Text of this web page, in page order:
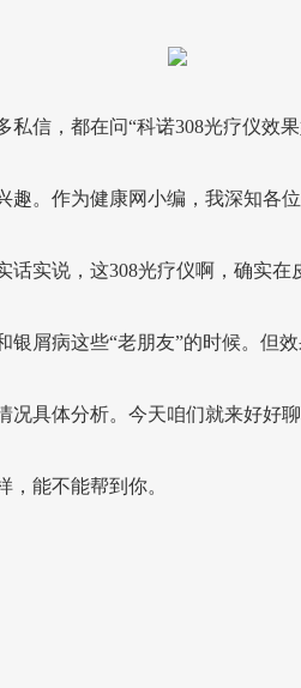
私信，都在问“科诺308光疗仪效
趣。作为健康网小编，我深知各
话实说，这308光疗仪啊，确实在
银屑病这些“老朋友”的时候。但
况具体分析。今天咱们就来好好
，能不能帮到你。